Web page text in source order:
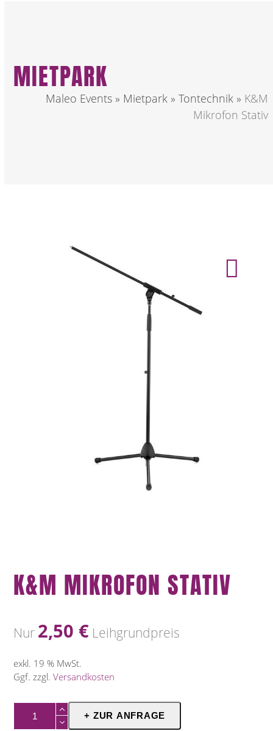
MIETPARK
Maleo Events » Mietpark »Tontechnik » K&M
Mikrofon Stativ
K&M MIKROFON STATIV
Nur 2,50 € Leihgrundpreis
exkl. 19 % MwSt.
Ggf. zzgl.Versandkosten
Mikrofon
+ ZUR ANFRAGE